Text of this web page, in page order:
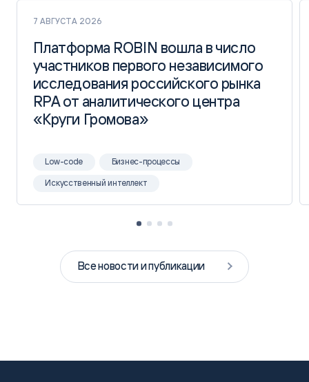
7 АВГУСТА 2026
Платформа ROBIN вошла в число
участников первого независимого
исследования российского рынка
RPA от аналитического центра
«Круги Громова»
Платформа ROBIN вошла в число
участников первого независимого
исследования российского рынка
RPA от аналитического центра
«Круги Громова»
Low-code Бизнес-процессы
Искусственный интеллект
Все новости и публикации